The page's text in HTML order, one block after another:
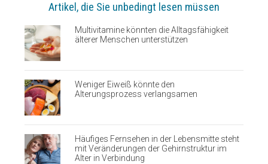
Artikel, die Sie unbedingt lesen müssen
Multivitamine könnten die Alltagsfähigkeit
älterer Menschen unterstützen
Weniger Eiweiß könnte den
Alterungsprozess verlangsamen
Häufiges Fernsehen in der Lebensmitte steht
mit Veränderungen der Gehirnstruktur im
Alter in Verbindung